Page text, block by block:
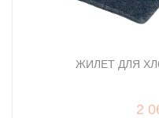
ЖИЛЕТ ДЛЯ
2